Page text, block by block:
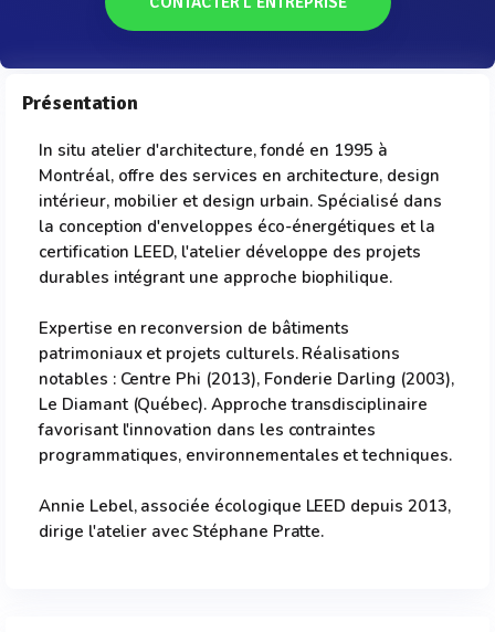
Présentation
In situ atelier d'architecture, fondé en 1995 à
Montréal, offre des services en architecture, design
intérieur, mobilier et design urbain. Spécialisé dans
la conception d'enveloppes éco-énergétiques et la
certification LEED, l'atelier développe des projets
durables intégrant une approche biophilique.
Expertise en reconversion de bâtiments
patrimoniaux et projets culturels. Réalisations
notables : Centre Phi (2013), Fonderie Darling (2003),
Le Diamant (Québec). Approche transdisciplinaire
favorisant l'innovation dans les contraintes
programmatiques, environnementales et techniques.
Annie Lebel, associée écologique LEED depuis 2013,
dirige l'atelier avec Stéphane Pratte.